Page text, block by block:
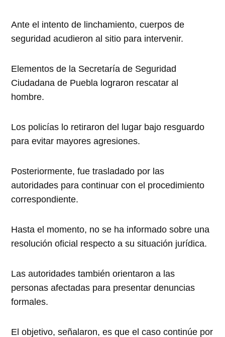
Ante el intento de linchamiento, cuerpos de
seguridad acudieron al sitio para intervenir.
Elementos de la Secretaría de Seguridad
Ciudadana de Puebla lograron rescatar al
hombre.
Los policías lo retiraron del lugar bajo resguardo
para evitar mayores agresiones.
Posteriormente, fue trasladado por las
autoridades para continuar con el procedimiento
correspondiente.
Hasta el momento, no se ha informado sobre una
resolución oficial respecto a su situación jurídica.
Las autoridades también orientaron a las
personas afectadas para presentar denuncias
formales.
El objetivo, señalaron, es que el caso continúe por